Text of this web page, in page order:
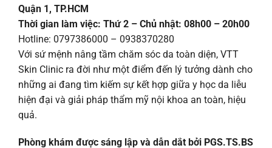
Quận 1, TP.HCM
Thời gian làm việc: Thứ 2 – Chủ nhật: 08h00 – 20h00
Hotline: 0797386000 – 0938370280
Với sứ mệnh nâng tầm chăm sóc da toàn diện, VTT
Skin Clinic ra đời như một điểm đến lý tưởng dành cho
những ai đang tìm kiếm sự kết hợp giữa y học da liễu
hiện đại và giải pháp thẩm mỹ nội khoa an toàn, hiệu
quả.
Phòng khám được sáng lập và dẫn dắt bởi PGS.TS.BS